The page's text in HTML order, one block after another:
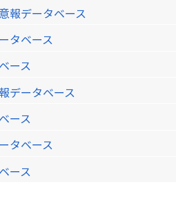
報データベース
タベース
ース
データベース
ース
タベース
ース